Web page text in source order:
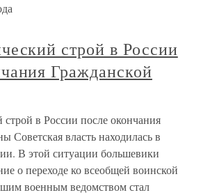
строй в России
Гражданской
в России после окончания
Советская власть находилась в
В этой ситуации большевики
о переходе ко всеобщей воинской
военным ведомством стал